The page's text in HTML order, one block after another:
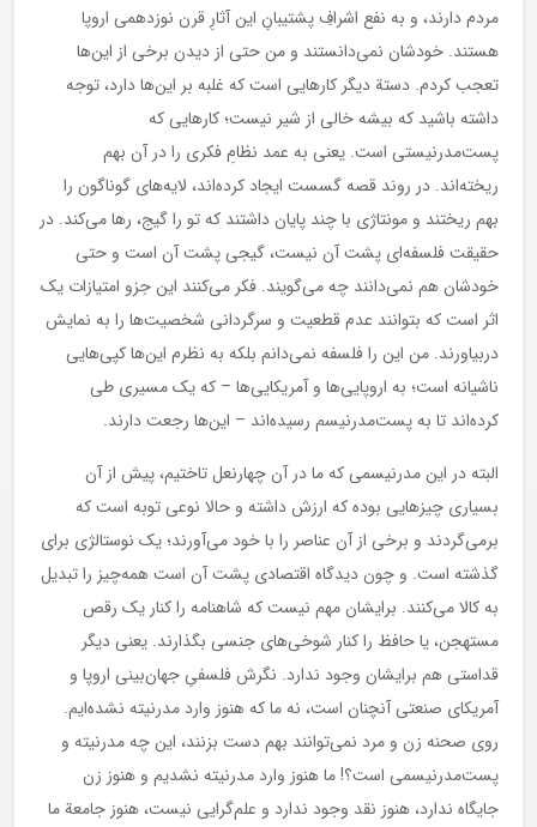
مردم دارند، و به نفع اشرافِ پشتیبانِ این آثارِ قرن نوزدهمی اروپا
هستند. خودشان نمی‌دانستند و من حتی از دیدن برخی از این‌ها
تعجب کردم. دستة دیگر کارهایی است که غلبه بر این‌ها دارد، توجه
داشته باشید که بیشه خالی از شیر نیست؛ کارهایی که
پست‌مدرنیستی است. یعنی به عمد نظامِ فکری را در آن بهم
ریخته‌اند. در روند قصه گسست ایجاد کرده‌اند، لایه‌های گوناگون را
بهم ریختند و مونتاژی با چند پایان داشتند که تو را گیج، رها می‌کند. در
حقیقت فلسفه‌ای پشت آن نیست، گیجی پشت آن است و حتی
خودشان هم نمی‌دانند چه می‌گویند. فکر می‌کنند این جزو امتیازات یک
اثر است که بتوانند عدم قطعیت و سرگردانی شخصیت‌ها را به نمایش
دربیاورند. من این را فلسفه نمی‌دانم بلکه به نظرم این‌ها کپی‌هایی
ناشیانه است؛ به اروپایی‌ها و آمریکایی‌ها – که یک مسیری طی
کرده‌اند تا به پست‌مدرنیسم رسیده‌اند – این‌ها رجعت دارند.
البته در این مدرنیسمی که ما در آن چهارنعل تاختیم، پیش از آن
بسیاری چیزهایی بوده که ارزش داشته و حالا نوعی توبه است که
برمی‌گردند و برخی از آن عناصر را با خود می‌آورند؛ یک نوستالژی برای
گذشته است. و چون دیدگاه اقتصادی پشت آن است همه‌چیز را تبدیل
به کالا می‌کنند. برایشان مهم نیست که شاهنامه را کنار یک رقص
مستهجن، یا حافظ را کنار شوخی‌های جنسی بگذارند. یعنی دیگر
قداستی هم برایشان وجود ندارد. نگرش فلسفیِ جهان‌بینی اروپا و
آمریکای صنعتی آنچنان است، نه ما که هنوز وارد مدرنیته نشده‌ایم.
روی صحنه زن و مرد نمی‌توانند بهم دست بزنند، این چه مدرنیته و
پست‌مدرنیسمی است؟! ما هنوز وارد مدرنیته نشدیم و هنوز زن
جایگاه ندارد، هنوز نقد وجود ندارد و علم‌گرایی نیست، هنوز جامعة ما